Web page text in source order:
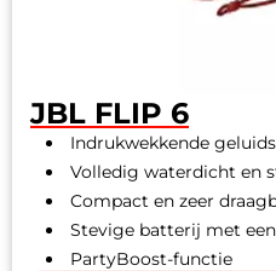
JBL FLIP 6
Indrukwekkende
Volledig waterdicht en
Compact en zeer
Stevige batterij met
PartyBoost-functie